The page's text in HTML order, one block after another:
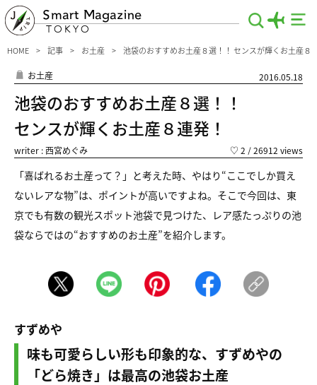
Smart Magazine
TOKYO
HOME 記事 お土産 池袋のおすすめお土産８選！！ センスが輝くお土産８
お土産 2016.05.18
池袋のおすすめお土産８選！！
センスが輝くお土産８連発！
writer : 西宮めぐみ ♡ 2 / 26912 views
「喜ばれるお土産って？」と考えた時、やはり“ここでしか買え
ないレアな物”は、ポイントが高いですよね。そこで今回は、東
京でも有数の観光スポット池袋で見つけた、レア感たっぷりの池
袋ならではの“おすすめのお土産”を紹介します。
すずめや
味も可愛らしい形も印象的な、すずめやの
「どら焼き」は最高の池袋お土産